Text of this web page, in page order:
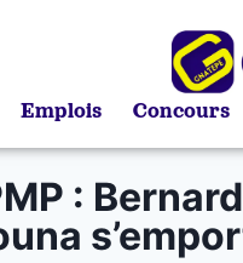
Emplois Concours
: